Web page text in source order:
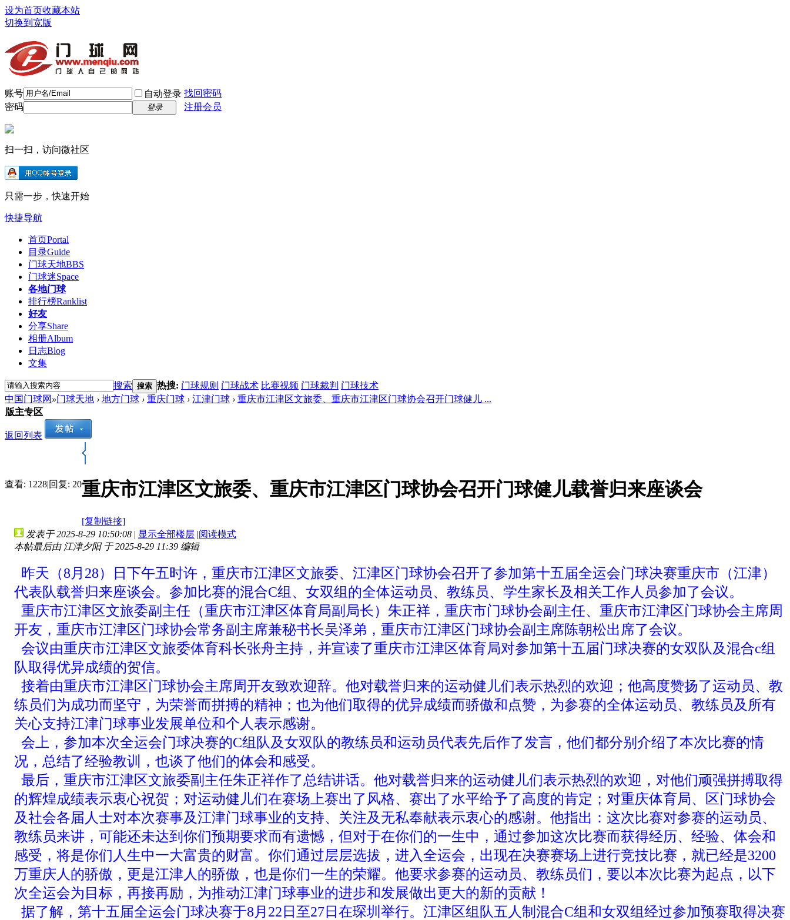
设为首页收藏本站
切换到宽版
账号 自动登录 找回密码
密码
登录 注册会员
扫一扫，访问微社区
只需一步，快速开始
快捷导航
首页Portal
目录Guide
门球天地BBS
门球迷Space
各地门球
排行榜Ranklist
好友
分享Share
相册Album
日志Blog
文集
搜索 搜索 热搜: 门球规则 门球战术 比赛视频 门球裁判 门球技术
中国门球网 »门球天地 › 地方门球 › 重庆门球 › 江津门球 › 重庆市江津区文旅委、重庆市江津区门球协会召开门球健儿 ...
版主专区
返回列表
查看: 1228|回复: 20重庆市江津区文旅委、重庆市江津区门球协会召开门球健儿载誉归来座谈会
[复制链接]
发表于 2025-8-29 10:50:08 | 显示全部楼层 |阅读模式
本帖最后由 江津夕阳 于 2025-8-29 11:39 编辑
昨天（8月28）日下午五时许，重庆市江津区文旅委、江津区门球协会召开了参加第十五届全运会门球决赛重庆市（江津）
代表队载誉归来座谈会。参加比赛的混合C组、女双组的全体运动员、教练员、学生家长及相关工作人员参加了会议。
重庆市江津区文旅委副主任（重庆市江津区体育局副局长）朱正祥，重庆市门球协会副主任、重庆市江津区门球协会主席周
开友，重庆市江津区门球协会常务副主席兼秘书长吴泽弟，重庆市江津区门球协会副主席陈朝松出席了会议。
会议由重庆市江津区文旅委体育科长张舟主持，并宣读了重庆市江津区体育局对参加第十五届门球决赛的女双队及混合c组
队取得优异成绩的贺信。
接着由重庆市江津区门球协会主席周开友致欢迎辞。他对载誉归来的运动健儿们表示热烈的欢迎；他高度赞扬了运动员、教
练员们为成功而坚守，为荣誉而拼搏的精神；也为他们取得的优异成绩而骄傲和点赞，为参赛的全体运动员、教练员及所有
关心支持江津门球事业发展单位和个人表示感谢。
会上，参加本次全运会门球决赛的C组队及女双队的教练员和运动员代表先后作了发言，他们都分别介绍了本次比赛的情
况，总结了经验教训，也谈了他们的体会和感受。
最后，重庆市江津区文旅委副主任朱正祥作了总结讲话。他对载誉归来的运动健儿们表示热烈的欢迎，对他们顽强拼搏取得
的辉煌成绩表示衷心祝贺；对运动健儿们在赛场上赛出了风格、赛出了水平给予了高度的肯定；对重庆体育局、区门球协会
及社会各届人士对本次赛事及江津门球事业的支持、关注及无私奉献表示衷心的感谢。他指出：这次比赛对参赛的运动员、
教练员来讲，可能还未达到你们预期要求而有遗憾，但对于在你们的一生中，通过参加这次比赛而获得经历、经验、体会和
感受，将是你们人生中一大富贵的财富。你们通过层层选拔，进入全运会，出现在决赛赛场上进行竞技比赛，就已经是3200
万重庆人的骄傲，更是江津人的骄傲，也是你们一生的荣耀。他要求参赛的运动员、教练员们，要以本次比赛为起点，以下
次全运会为目标，再接再励，为推动江津门球事业的进步和发展做出更大的新的贡献！
据了解，第十五届全运会门球决赛于8月22日至27日在琛圳举行。江津区组队五人制混合C组和女双组经过参加预赛取得决赛